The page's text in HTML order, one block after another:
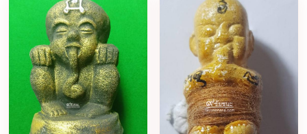
ต่อเมื่อมีความศรัทธาอย่างแน่ว
แน่ ท่านหลวงพ่อจืดให้คติข้อคิด
อย่างหนึ่งว่าวัตถุมงคลของท่าน